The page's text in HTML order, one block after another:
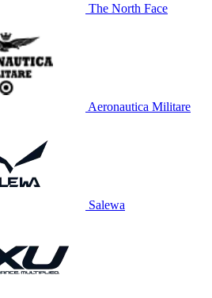
The North Face
Aeronautica Militare
Salewa